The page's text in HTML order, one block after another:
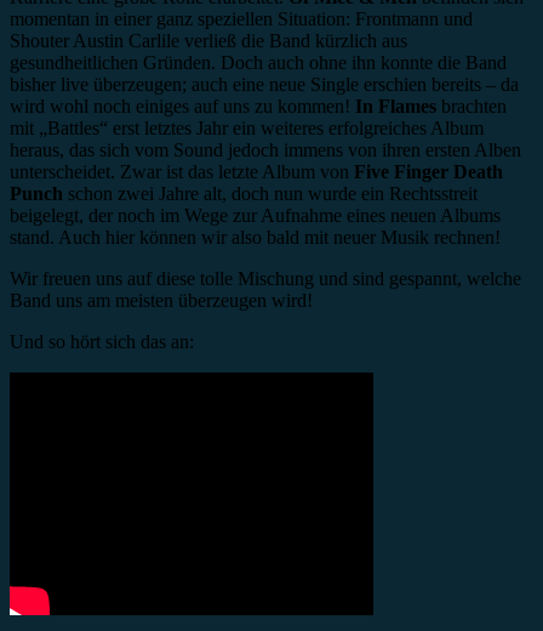
momentan in einer ganz speziellen Situation: Frontmann und
Shouter Austin Carlile verließ die Band kürzlich aus
gesundheitlichen Gründen. Doch auch ohne ihn konnte die Band
bisher live überzeugen; auch eine neue Single erschien bereits – da
wird wohl noch einiges auf uns zu kommen! In Flames brachten
mit „Battles“ erst letztes Jahr ein weiteres erfolgreiches Album
heraus, das sich vom Sound jedoch immens von ihren ersten Alben
unterscheidet. Zwar ist das letzte Album von Five Finger Death
Punch schon zwei Jahre alt, doch nun wurde ein Rechtsstreit
beigelegt, der noch im Wege zur Aufnahme eines neuen Albums
stand. Auch hier können wir also bald mit neuer Musik rechnen!
Wir freuen uns auf diese tolle Mischung und sind gespannt, welche
Band uns am meisten überzeugen wird!
Und so hört sich das an: